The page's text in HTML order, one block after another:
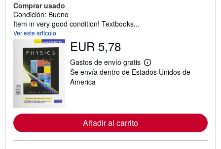
Comprar usado
Condición: Bueno
Item in very good condition! Textbooks...
Ver este artículo
EUR 5,78
Gastos de envío gratis
M
á
a
c
Se envía dentro de Estados Unidos de
America
Añadir al carrito